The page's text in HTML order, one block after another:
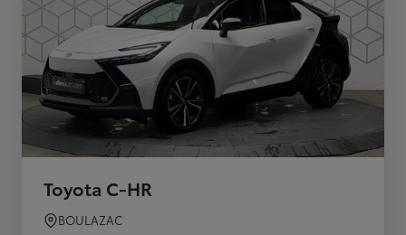
Toyota C-HR
BOULAZAC